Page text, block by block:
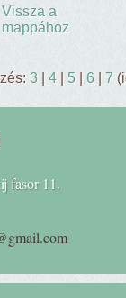
Vissza a
mappához
3 |4 5 |6 |7
fasor 11.